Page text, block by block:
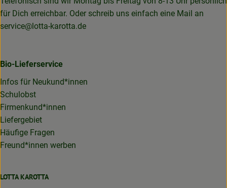
für Dich erreichbar. Oder schreib uns einfach eine Mail an
service@lotta-karotta.de
Bio-Lieferservice
Infos für Neukund*innen
Schulobst
Firmenkund*innen
Liefergebiet
Häufige Fragen
Freund*innen werben
LOTTA KAROTTA